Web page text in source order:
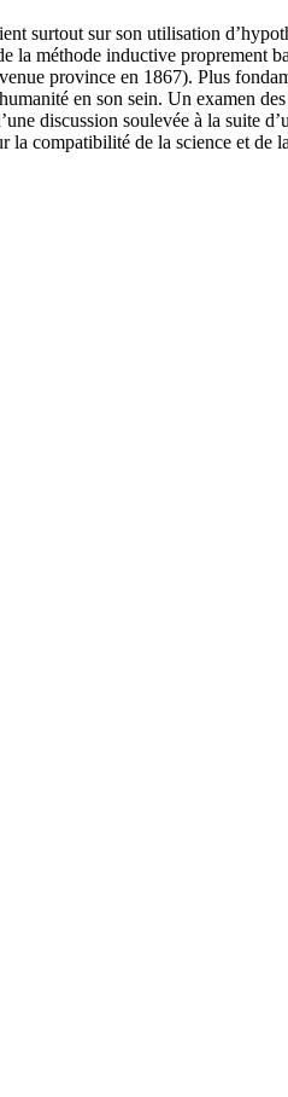
surtout sur son utilisation
la méthode inductive proprement
province en 1867). Plus
en son sein. Un examen
discussion soulevée à la suite
la compatibilité de la science et de